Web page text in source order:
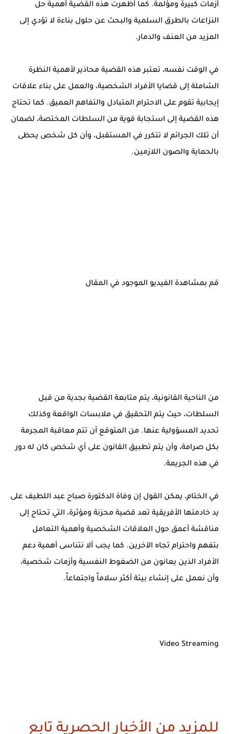
أزمات كبيرة ومؤلمة. كما أظهرت هذه القضية أهمية حل
النزاعات بالطرق السلمية والبحث عن حلول بناءة لا تؤدي إلى
المزيد من العنف والدمار.
في الوقت نفسه، تعتبر هذه القضية محاذير لأهمية النظرة
الشاملة إلى قضايا الأفراد الشخصية، والعمل على بناء علاقات
إيجابية تقوم على الاحترام المتبادل والتفاهم العميق. كما تحتاج
هذه القضية إلى استجابة قوية من السلطات المختصة، لضمان
أن تلك الجرائم لا تتكرر في المستقبل، وأن كل شخص يحظى
بالحماية والصون اللازمين.
قم بمشاهدة الفيديو الموجود في المقال
من الناحية القانونية، يتم متابعة القضية بجدية من قبل
السلطات، حيث يتم التحقيق في ملابسات الواقعة وكذلك
تحديد المسؤولية عنها. من المتوقع أن تتم معاقبة المجرمة
بكل صرامة، وأن يتم تطبيق القانون على أي شخص كان له دور
في هذه الجريمة.
في الختام، يمكن القول إن وفاة الدكتورة صباح عبد اللطيف على
يد خادمتها الأفريقية تعد قضية محزنة ومؤثرة، التي تحتاج إلى
مناقشة أعمق حول العلاقات الشخصية وأهمية التعامل
بتفهم واحترام تجاه الآخرين. كما يجب ألا نتناسى أهمية دعم
الأفراد الذين يعانون من الضغوط النفسية وأزمات شخصية،
وأن نعمل على إنشاء بيئة أكثر سلاماً واجتماعاً.
Video Streaming
للمزيد من الأخبار الحصرية تابع